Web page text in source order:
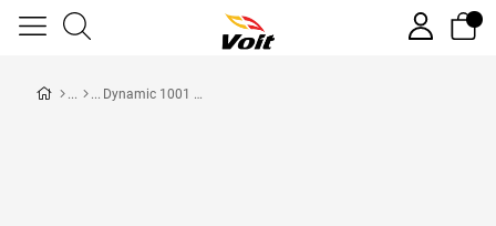
Dynamic 1001 Ağırlık İstasyonu 45 kg Sabit Plakalı Teşhir